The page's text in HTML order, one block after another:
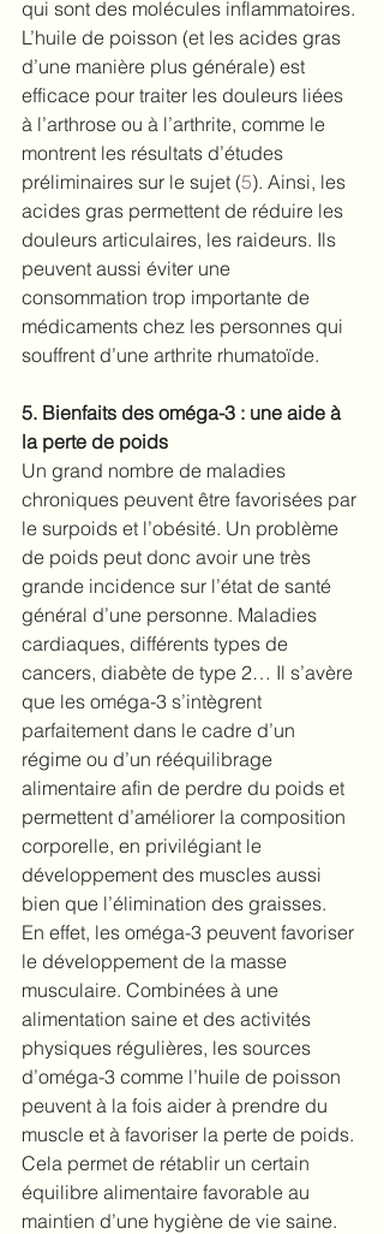
qui sont des molécules inflammatoires.
L’huile de poisson (et les acides gras
d’une manière plus générale) est
efficace pour traiter les douleurs liées
à l’arthrose ou à l’arthrite, comme le
montrent les résultats d’études
préliminaires sur le sujet (5). Ainsi, les
acides gras permettent de réduire les
douleurs articulaires, les raideurs. Ils
peuvent aussi éviter une
consommation trop importante de
médicaments chez les personnes qui
souffrent d’une arthrite rhumatoïde.
5. Bienfaits des oméga-3 : une aide à
la perte de poids
Un grand nombre de maladies
chroniques peuvent être favorisées par
le surpoids et l’obésité. Un problème
de poids peut donc avoir une très
grande incidence sur l’état de santé
général d’une personne. Maladies
cardiaques, différents types de
cancers, diabète de type 2… Il s’avère
que les oméga-3 s’intègrent
parfaitement dans le cadre d’un
régime ou d’un rééquilibrage
alimentaire afin de perdre du poids et
permettent d’améliorer la composition
corporelle, en privilégiant le
développement des muscles aussi
bien que l’élimination des graisses.
En effet, les oméga-3 peuvent favoriser
le développement de la masse
musculaire. Combinées à une
alimentation saine et des activités
physiques régulières, les sources
d’oméga-3 comme l’huile de poisson
peuvent à la fois aider à prendre du
muscle et à favoriser la perte de poids.
Cela permet de rétablir un certain
équilibre alimentaire favorable au
maintien d’une hygiène de vie saine.